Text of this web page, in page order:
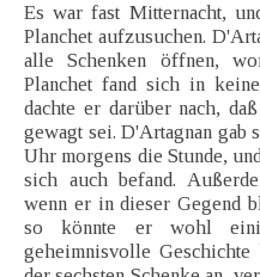
Es war fast Mitternacht,
Planchet aufzusuchen.
alle Schenken öffnen,
Planchet fand sich in
dachte er darüber nach,
gewagt sei. D'Artagnan gab
Uhr morgens die Stunde,
sich auch befand.
wenn er in dieser Gegend
so könnte er wohl
geheimnisvolle